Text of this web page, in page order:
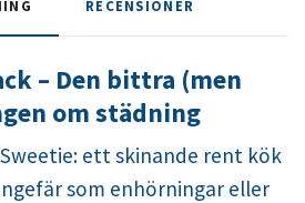
RECENSIONER
– Den bittra (men
om städning
ett skinande rent kök
som enhörningar eller